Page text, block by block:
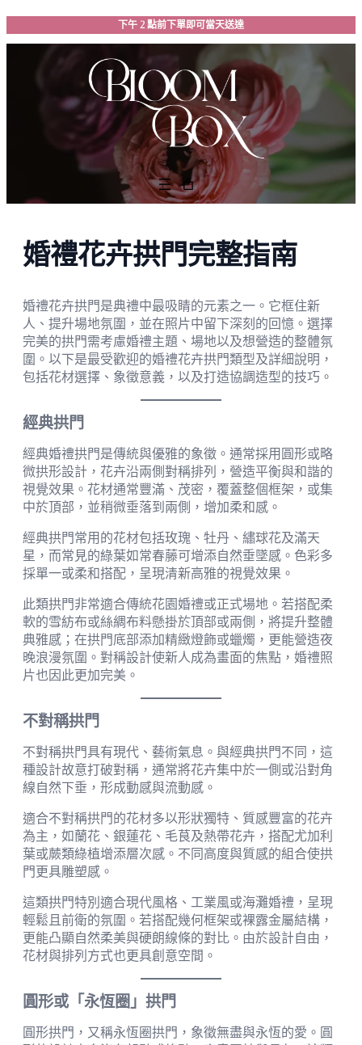
跳
至
下午 2 點前下單即可當天送達
婚禮花卉拱門完整指南
婚禮花卉拱門是典禮中最吸睛的元素之一。它框住新
人、提升場地氛圍，並在照片中留下深刻的回憶。選擇
完美的拱門需考慮婚禮主題、場地以及想營造的整體氛
圍。以下是最受歡迎的婚禮花卉拱門類型及詳細說明，
包括花材選擇、象徵意義，以及打造協調造型的技巧。
經典拱門
經典婚禮拱門是傳統與優雅的象徵。通常採用圓形或略
微拱形設計，花卉沿兩側對稱排列，營造平衡與和諧的
視覺效果。花材通常豐滿、茂密，覆蓋整個框架，或集
中於頂部，並稍微垂落到兩側，增加柔和感。
經典拱門常用的花材包括玫瑰、牡丹、繡球花及滿天
星，而常見的綠葉如常春藤可增添自然垂墜感。色彩多
採單一或柔和搭配，呈現清新高雅的視覺效果。
此類拱門非常適合傳統花園婚禮或正式場地。若搭配柔
軟的雪紡布或絲綢布料懸掛於頂部或兩側，將提升整體
典雅感；在拱門底部添加精緻燈飾或蠟燭，更能營造夜
晚浪漫氛圍。對稱設計使新人成為畫面的焦點，婚禮照
片也因此更加完美。
不對稱拱門
不對稱拱門具有現代、藝術氣息。與經典拱門不同，這
種設計故意打破對稱，通常將花卉集中於一側或沿對角
線自然下垂，形成動感與流動感。
適合不對稱拱門的花材多以形狀獨特、質感豐富的花卉
為主，如蘭花、銀蓮花、毛茛及熱帶花卉，搭配尤加利
葉或蕨類綠植增添層次感。不同高度與質感的組合使拱
門更具雕塑感。
這類拱門特別適合現代風格、工業風或海灘婚禮，呈現
輕鬆且前衛的氛圍。若搭配幾何框架或裸露金屬結構，
更能凸顯自然柔美與硬朗線條的對比。由於設計自由，
花材與排列方式也更具創意空間。
圓形或「永恆圈」拱門
圓形拱門，又稱永恆圈拱門，象徵無盡與永恆的愛。圓